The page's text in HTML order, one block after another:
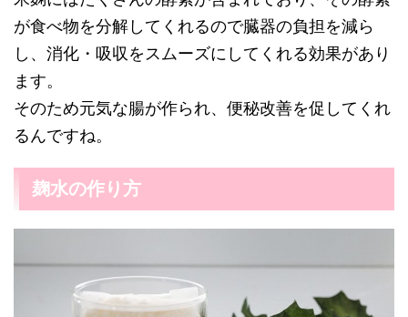
が食べ物を分解してくれるので臓器の負担を減ら
し、消化・吸収をスムーズにしてくれる効果があり
ます。
そのため元気な腸が作られ、便秘改善を促してくれ
るんですね。
麹水の作り方